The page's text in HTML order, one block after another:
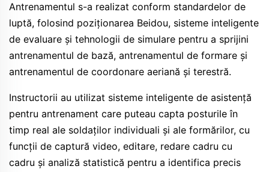
Antrenamentul s-a realizat conform standardelor de
luptă, folosind poziționarea Beidou, sisteme inteligente
de evaluare și tehnologii de simulare pentru a sprijini
antrenamentul de bază, antrenamentul de formare și
antrenamentul de coordonare aeriană și terestră.
Instructorii au utilizat sisteme inteligente de asistență
pentru antrenament care puteau capta posturile în
timp real ale soldaților individuali și ale formărilor, cu
funcții de captură video, editare, redare cadru cu
cadru și analiză statistică pentru a identifica precis